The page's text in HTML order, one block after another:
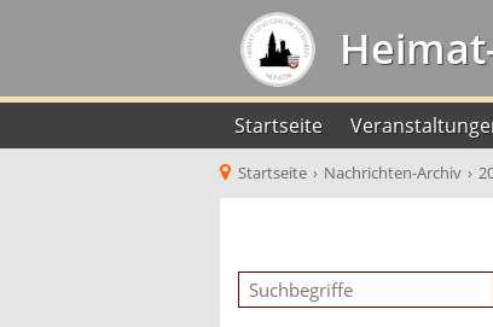
Startseite
Startseite › Nachrichten-Archiv ›